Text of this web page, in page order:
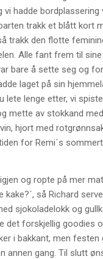
hadde bordplassering
trakk et blått kort
trakk den flotte
Alle fant frem til
bare å sette seg og
laget på sin
lete lenge etter, vi
mette av stokkand
hjort med
for Remi´s
og ropte på mer
kake?´, så Richard
sjokoladelokk og
det forskjellig goodies
i bakkant, men festen
annen gang. Til slutt